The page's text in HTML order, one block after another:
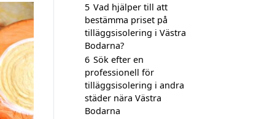
5 Vad hjälper till att
bestämma priset på
tilläggsisolering i Västra
Bodarna?
6 Sök efter en
professionell för
tilläggsisolering i andra
städer nära Västra
Bodarna